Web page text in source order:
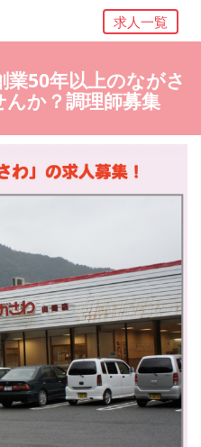
求人一覧
業50年以上のながさ
か？調理師募集